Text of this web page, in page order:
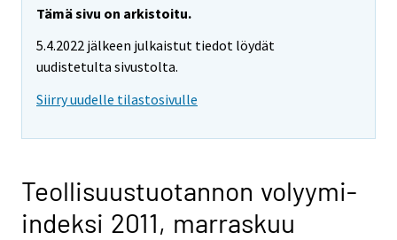
Tämä sivu on arkistoitu.
5.4.2022 jälkeen julkaistut tiedot löydät
uudistetulta sivustolta.
Siirry uudelle tilastosivulle
Teollisuustuotannon volyymi-
indeksi 2011, marraskuu